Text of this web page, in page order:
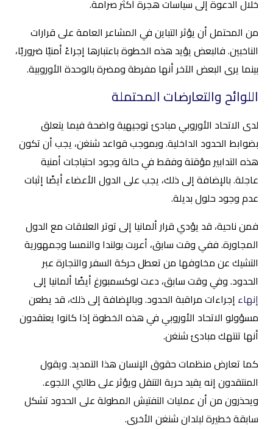
خلال الدعوة إلى سياسات هجرة أكثر صرامة.
من المحتمل أن يؤثر التباين في المشاعر العامة على قرارات
الناخبين. فالبعض يؤيد هذه الخطوة باعتبارها إجراءً أمنيًا ضروريًا،
بينما يرى البعض الآخر أنها مفرطة ومضرة بالوحدة الأوروبية.
اللوائح والتعارضات المحتملة
لدى الاتحاد الأوروبي مبادئ توجيهية واضحة فيما يتعلق
بضوابط الحدود الداخلية. وبموجب قواعد شنغن، يجب أن تكون
هذه التدابير مؤقتة وفقط في حالة وجود احتياجات أمنية
عاجلة. بالإضافة إلى ذلك، يجب على الدول الأعضاء أيضًا إثبات
عدم وجود حلول بديلة.
فمن ناحية، قد يؤدي قرار ألمانيا إلى توتر العلاقات مع الدول
المجاورة. ففي وقت سابق، أعربت بولندا والنمسا وجمهورية
التشيك عن مخاوفها من تعطل حركة السفر والتجارة عبر
الحدود. وفي وقت سابق، دعت لوكسمبورغ أيضًا ألمانيا إلى
إنهاء إجراءات مراقبة الحدود. وبالإضافة إلى ذلك، قد يطعن
مسؤولو الاتحاد الأوروبي في هذه الخطوة إذا كانوا يعتقدون
أنها تنتهك مبادئ شنغن.
كما تعارض منظمات حقوق الإنسان هذا التمديد. ويقول
المنتقدون إنه يقيد حرية التنقل ويؤثر على طالبي اللجوء.
ويحذرون من أن عمليات التفتيش المطولة على الحدود تشكل
سابقة خطيرة لبلدان شنغن الأخرى.